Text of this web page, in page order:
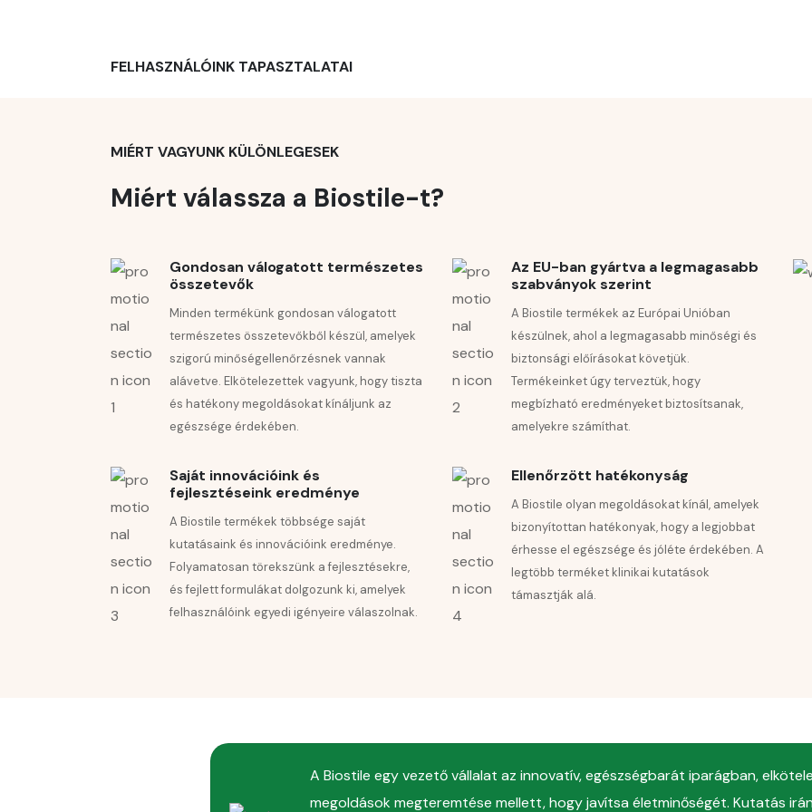
A rendkívüli fiatalító eredményekért
✔️Akár78,7%-osprogerin termelés csökkenés –
úgynevezett »öregedési fehérje«
(Juvenessence™)
anyagcseréjének
FELHASZNÁLÓINK TAPASZTALATAI
MIÉRT VAGYUNK KÜLÖNLEGESEK
Miért válassza a Biostile-t?
Gondosan válogatott természetes
összetevők
Minden termékünk gondosan válogatott
természetes összetevőkből készül, amelyek
szigorú minőségellenőrzésnek vannak
alávetve. Elkötelezettek vagyunk, hogy tiszta
és hatékony megoldásokat kínáljunk az
egészsége érdekében.
Az EU-ban gyártva a legmagasabb
szabványok szerint
A Biostile termékek az Európai Unióban
készülnek, ahol a legmagasabb minőségi és
biztonsági előírásokat követjük.
Termékeinket úgy terveztük, hogy
megbízható eredményeket biztosítsanak,
amelyekre számíthat.
Saját innovációink és
fejlesztéseink eredménye
A Biostile termékek többsége saját
kutatásaink és innovációink eredménye.
Folyamatosan törekszünk a fejlesztésekre,
és fejlett formulákat dolgozunk ki, amelyek
felhasználóink egyedi igényeire válaszolnak.
Ellenőrzött hatékonyság
A Biostile olyan megoldásokat kínál, amelyek
bizonyítottan hatékonyak, hogy a legjobbat
érhesse el egészsége és jóléte érdekében. A
legtöbb terméket klinikai kutatások
támasztják alá.
A Biostile egy vezető vállalat az innovatív, egészségbarát iparágban,
megoldások megteremtése mellett, hogy javítsa életminőségét. Kutatás